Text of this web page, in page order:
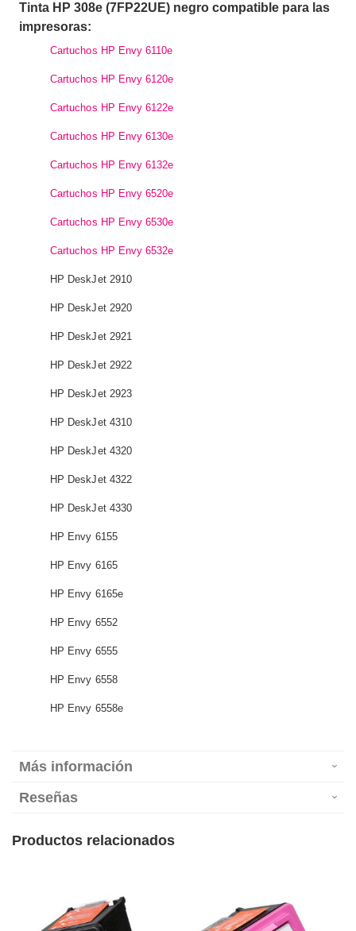
Tinta HP 308e (7FP22UE) negro compatible para las
impresoras:
Cartuchos HP Envy 6110e
Cartuchos HP Envy 6120e
Cartuchos HP Envy 6122e
Cartuchos HP Envy 6130e
Cartuchos HP Envy 6132e
Cartuchos HP Envy 6520e
Cartuchos HP Envy 6530e
Cartuchos HP Envy 6532e
HP DeskJet 2910
HP DeskJet 2920
HP DeskJet 2921
HP DeskJet 2922
HP DeskJet 2923
HP DeskJet 4310
HP DeskJet 4320
HP DeskJet 4322
HP DeskJet 4330
HP Envy 6155
HP Envy 6165
HP Envy 6165e
HP Envy 6552
HP Envy 6555
HP Envy 6558
HP Envy 6558e
Más información
Reseñas
Productos relacionados